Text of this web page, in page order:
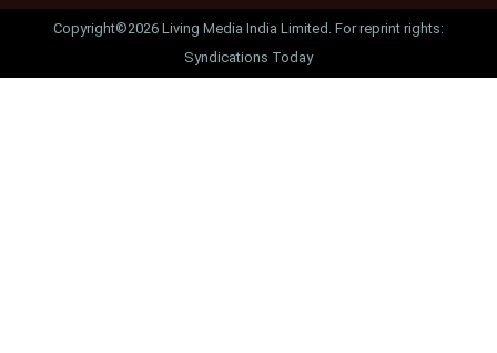
Copyright©2026 Living Media India Limited. For reprint rights:
Syndications Today